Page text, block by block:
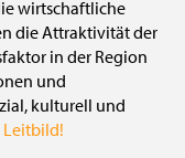
wirtschaftliche
die Attraktivität der
in der Region
und
kulturell und
Leitbild!